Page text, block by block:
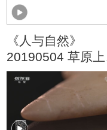
《人与自然》
20190504 草原上
王者（上）